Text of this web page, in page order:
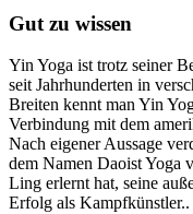
Gut zu wissen
Yin Yoga ist trotz seiner
seit Jahrhunderten in
Breiten kennt man Yin
Verbindung mit dem
Nach eigener Aussage
dem Namen Daoist Yoga
Ling erlernt hat, seine
Erfolg als Kampfkünstler..